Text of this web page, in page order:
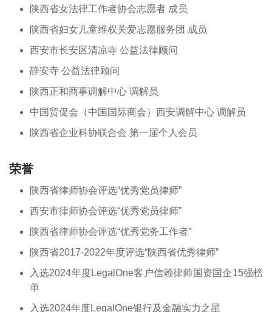
陕西省女法律工作者协会志愿者 成员
陕西省妇女儿童维权关爱志愿服务团 成员
西安市长安区清凉寺 公益法律顾问
静安寺 公益法律顾问
陕西正和商事调解中心 调解员
中国贸促会（中国国际商会）西安调解中心 调解员
陕西省企业科协联合会 第一届个人会员
荣誉
陕西省律师协会评选“优秀党员律师”
西安市律师协会评选“优秀党员律师”
陕西省律师协会评选“优秀党务工作者”
陕西省2017-2022年度评选“陕西省优秀律师”
入选2024年度LegalOne客户信赖律师国资国企15强榜
单
入选2024年度LegalOne银行及金融实力之星